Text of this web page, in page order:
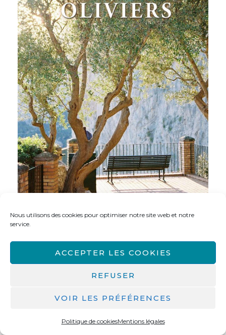
Nous utilisons des cookies pour optimiser notre site web et notre
service.
ACCEPTER LES COOKIES
REFUSER
VOIR LES PRÉFÉRENCES
Politique de cookiesMentions légales